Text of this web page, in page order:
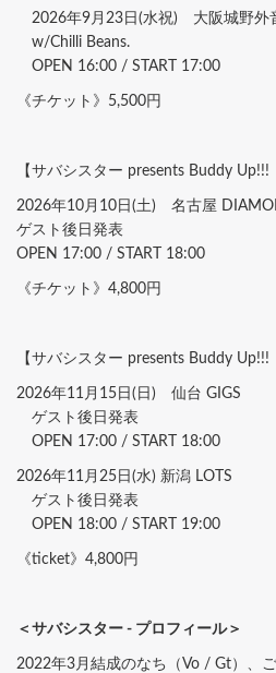
2026年9月23日(水祝) 大阪城野外
w/Chilli Beans.
OPEN 16:00 / START 17:00
《チケット》5,500円
【サバシスター presents Buddy Up!!!
2026年10月10日(土) 名古屋
ゲスト後日発表
OPEN 17:00 / START 18:00
《チケット》4,800円
【サバシスター presents Buddy Up!!!
2026年11月15日(日) 仙台 GIGS
ゲスト後日発表
OPEN 17:00 / START 18:00
2026年11月25日(水) 新潟 LOTS
ゲスト後日発表
OPEN 18:00 / START 19:00
《ticket》4,800円
＜サバシスター - プロフィール＞
2022年3月結成のなち（Vo / Gt）、